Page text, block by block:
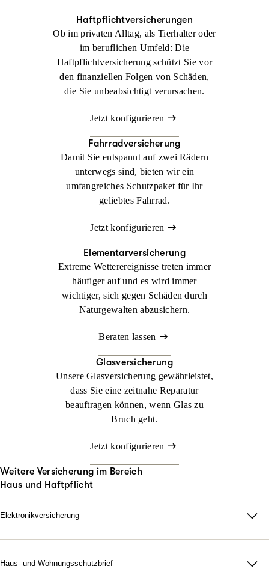
Haftpflichtversicherungen
Ob im privaten Alltag, als Tierhalter oder
im beruflichen Umfeld: Die
Haftpflichtversicherung schützt Sie vor
den finanziellen Folgen von Schäden,
die Sie unbeabsichtigt verursachen.
Jetzt konfigurieren
Fahrradversicherung
Damit Sie entspannt auf zwei Rädern
unterwegs sind, bieten wir ein
umfangreiches Schutzpaket für Ihr
geliebtes Fahrrad.
Jetzt konfigurieren
Elementarversicherung
Extreme Wetterereignisse treten immer
häufiger auf und es wird immer
wichtiger, sich gegen Schäden durch
Naturgewalten abzusichern.
Beraten lassen
Glasversicherung
Unsere Glasversicherung gewährleistet,
dass Sie eine zeitnahe Reparatur
beauftragen können, wenn Glas zu
Bruch geht.
Jetzt konfigurieren
Weitere Versicherung im Bereich
Haus und Haftpflicht
Elektronikversicherung
Bei uns können Sie mit der Elektronikversicherung nahezu alle
Haus- und Wohnungsschutzbrief